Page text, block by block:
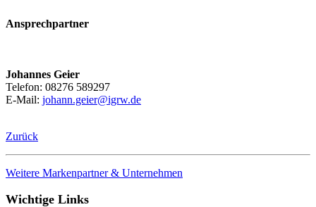
Ansprechpartner
Johannes Geier
Telefon: 08276 589297
E-Mail: johann.geier@igrw.de
Zurück
Weitere Markenpartner & Unternehmen
Wichtige Links